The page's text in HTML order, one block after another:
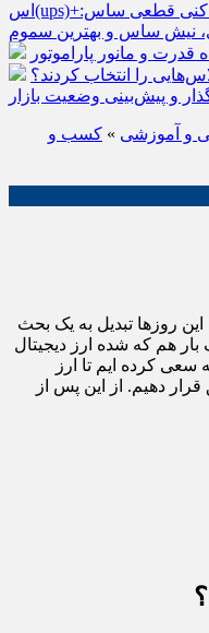
قطعی ساس:
نیش ساس و بهترین سموم
قدرت و مانور پاراموتور
و آموزشی » کسب و
این روزها تبدیل به یک بحث
هم که شده ارز دیجیتال
سعی کرده ایم تا ارز
دهیم. از این پس از